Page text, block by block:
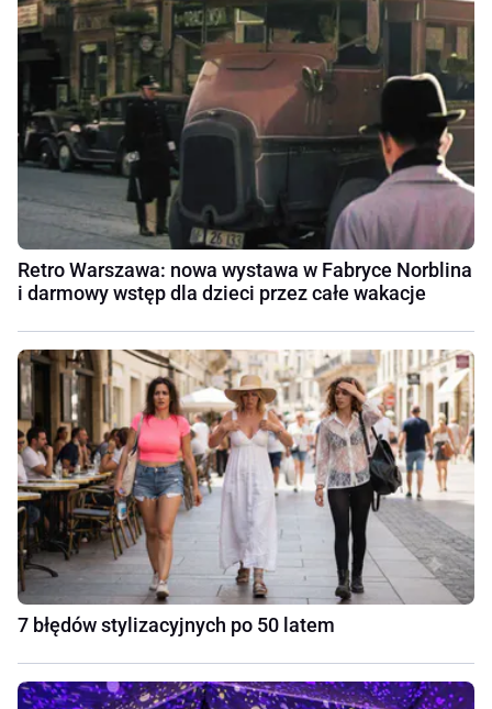
Retro Warszawa: nowa wystawa w Fabryce Norblina
i darmowy wstęp dla dzieci przez całe wakacje
7 błędów stylizacyjnych po 50 latem